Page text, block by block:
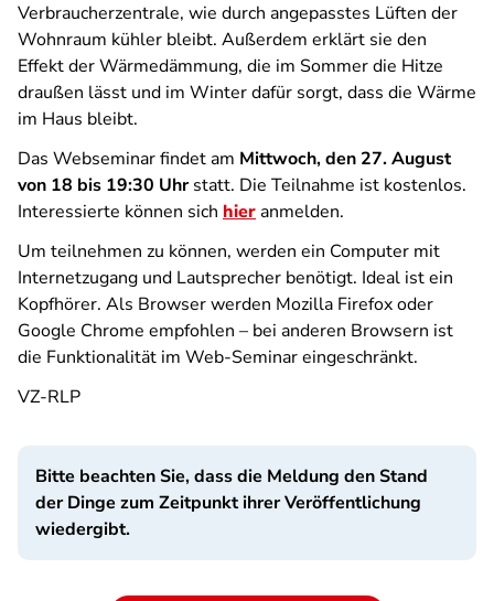
Verbraucherzentrale, wie durch angepasstes Lüften der
Wohnraum kühler bleibt. Außerdem erklärt sie den
Effekt der Wärmedämmung, die im Sommer die Hitze
draußen lässt und im Winter dafür sorgt, dass die Wärme
im Haus bleibt.
Das Webseminar findet am Mittwoch, den 27. August
von 18 bis 19:30 Uhrstatt. Die Teilnahme ist kostenlos.
Interessierte können sich hieranmelden.
Um teilnehmen zu können, werden ein Computer mit
Internetzugang und Lautsprecher benötigt. Ideal ist ein
Kopfhörer. Als Browser werden Mozilla Firefox oder
Google Chrome empfohlen – bei anderen Browsern ist
die Funktionalität im Web-Seminar eingeschränkt.
VZ-RLP
Bitte beachten Sie, dass die Meldung den Stand
der Dinge zum Zeitpunkt ihrer Veröffentlichung
wiedergibt.